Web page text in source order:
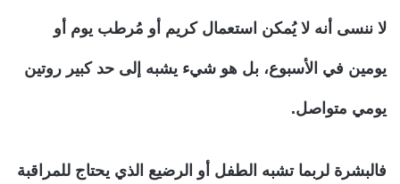
لا ننسى أنه لا يُمكن استعمال كريم أو مُرطب يوم أو
يومين في الأسبوع، بل هو شيء يشبه إلى حد كبير روتين
يومي متواصل.
فالبشرة لربما تشبه الطفل أو الرضيع الذي يحتاج للمراقبة